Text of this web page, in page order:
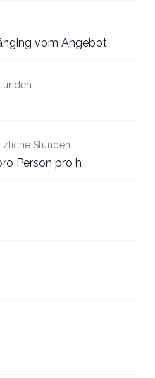
vom Angebot
Stunden
Person pro h